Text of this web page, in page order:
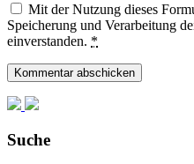
Mit der Nutzung dieses
Speicherung und Verarbeitung
einverstanden. *
Suche